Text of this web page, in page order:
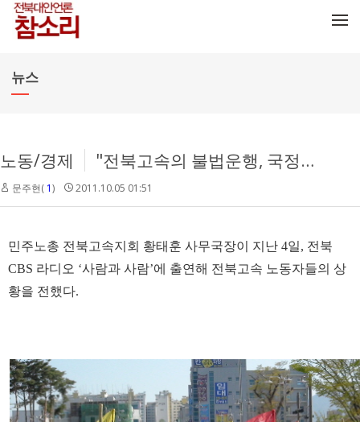
뉴스
노동/경제 "전북고속의 불법운행, 국정감사에서 밝혀져야"
문주현( 1) 2011.10.05 01:51
민주노총 전북고속지회 황태훈 사무국장이 지난 4일, 전북
CBS 라디오 ‘사람과 사람’에 출연해 전북고속 노동자들의 상
황을 전했다.